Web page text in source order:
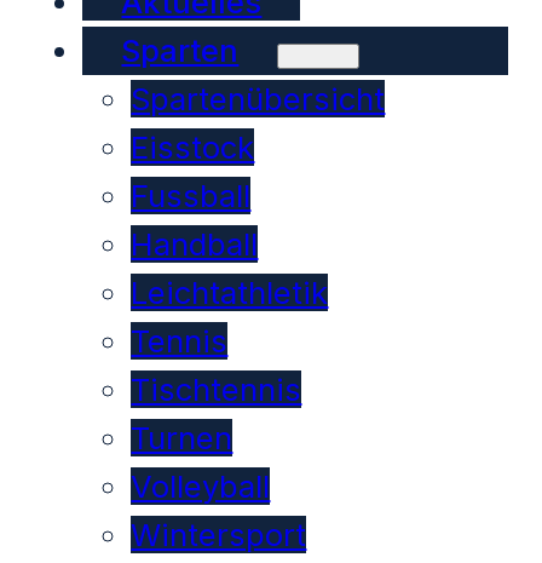
Sparten
Spartenübersicht
Eisstock
Fussball
Handball
Leichtathletik
Tennis
Tischtennis
Turnen
Volleyball
Wintersport